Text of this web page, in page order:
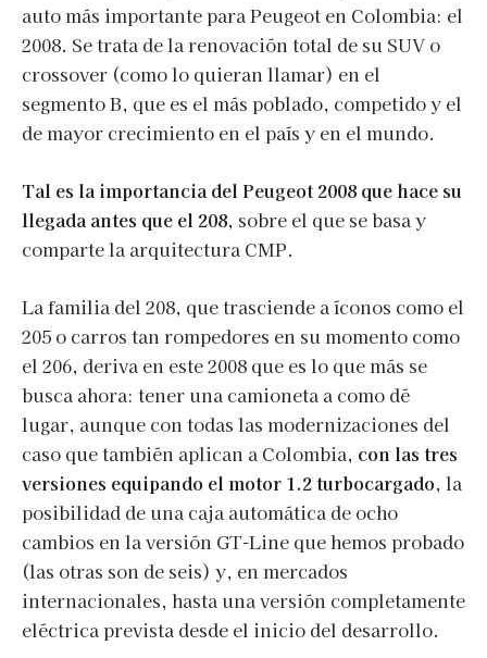
auto más importante para Peugeot en Colombia: el
2008. Se trata de la renovación total de su SUV o
crossover (como lo quieran llamar) en el
segmento B, que es el más poblado, competido y el
de mayor crecimiento en el país y en el mundo.
Tal es la importancia del Peugeot 2008 que hace su
llegada antes que el 208, sobre el que se basa y
comparte la arquitectura CMP.
La familia del 208, que trasciende a íconos como el
205 o carros tan rompedores en su momento como
el 206, deriva en este 2008 que es lo que más se
busca ahora: tener una camioneta a como dé
lugar, aunque con todas las modernizaciones del
caso que también aplican a Colombia, con las tres
versiones equipando el motor 1.2 turbocargado, la
posibilidad de una caja automática de ocho
cambios en la versión GT-Line que hemos probado
(las otras son de seis) y, en mercados
internacionales, hasta una versión completamente
eléctrica prevista desde el inicio del desarrollo.